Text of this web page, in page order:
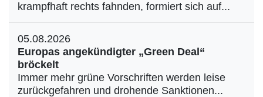
krampfhaft rechts fahnden, formiert sich auf...
05.08.2026
Europas angekündigter „Green Deal“
bröckelt
Immer mehr grüne Vorschriften werden leise
zurückgefahren und drohende Sanktionen...